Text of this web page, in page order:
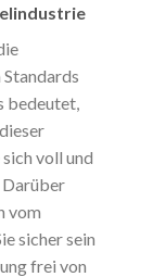
bedeutet,
voll und
Darüber
vom
sicher sein
frei von